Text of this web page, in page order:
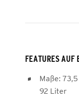
FEATURES AUF
Maße:
92 Liter